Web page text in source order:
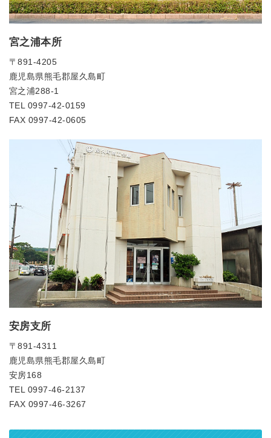
宮之浦本所
〒891-4205
鹿児島県熊毛郡屋久島町
宮之浦288-1
TEL 0997-42-0159
FAX 0997-42-0605
安房支所
〒891-4311
鹿児島県熊毛郡屋久島町
安房168
TEL 0997-46-2137
FAX 0997-46-3267